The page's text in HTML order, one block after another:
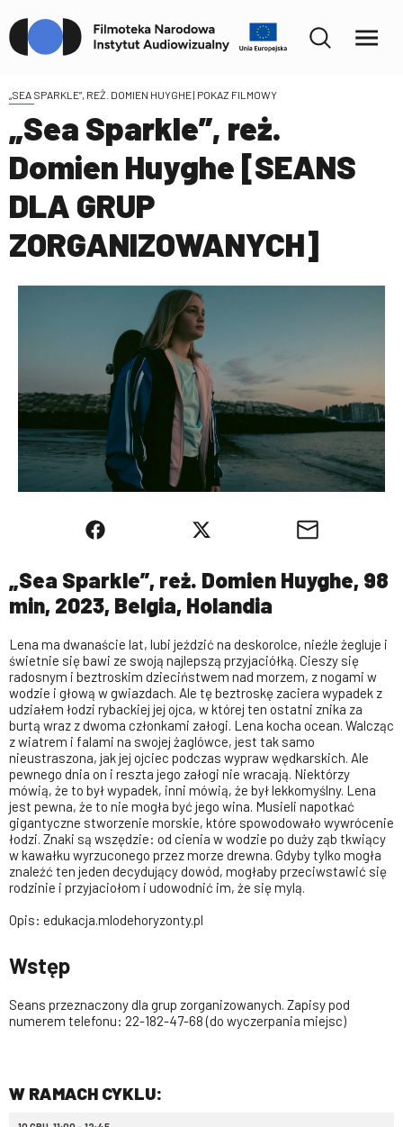
„SEA SPARKLE”, REŻ. DOMIEN HUYGHE| POKAZ FILMOWY
„Sea Sparkle”, reż.
Domien Huyghe [SEANS
DLA GRUP
ZORGANIZOWANYCH]
„Sea Sparkle”, reż. Domien Huyghe, 98
min, 2023, Belgia, Holandia
Lena ma dwanaście lat, lubi jeździć na deskorolce, nieźle żegluje i
świetnie się bawi ze swoją najlepszą przyjaciółką. Cieszy się
radosnym i beztroskim dzieciństwem nad morzem, z nogami w
wodzie i głową w gwiazdach. Ale tę beztroskę zaciera wypadek z
udziałem łodzi rybackiej jej ojca, w której ten ostatni znika za
burtą wraz z dwoma członkami załogi. Lena kocha ocean. Walcząc
z wiatrem i falami na swojej żaglówce, jest tak samo
nieustraszona, jak jej ojciec podczas wypraw wędkarskich. Ale
pewnego dnia on i reszta jego załogi nie wracają. Niektórzy
mówią, że to był wypadek, inni mówią, że był lekkomyślny. Lena
jest pewna, że to nie mogła być jego wina. Musieli napotkać
gigantyczne stworzenie morskie, które spowodowało wywrócenie
łodzi. Znaki są wszędzie: od cienia w wodzie po duży ząb tkwiący
w kawałku wyrzuconego przez morze drewna. Gdyby tylko mogła
znaleźć ten jeden decydujący dowód, mogłaby przeciwstawić się
rodzinie i przyjaciołom i udowodnić im, że się mylą.
Opis: edukacja.mlodehoryzonty.pl
Wstęp
Seans przeznaczony dla grup zorganizowanych. Zapisy pod
numerem telefonu: 22-182-47-68 (do wyczerpania miejsc)
W RAMACH CYKLU: